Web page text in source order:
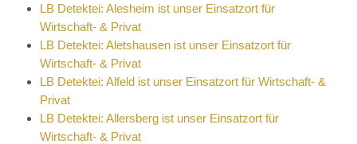
LB Detektei: Alesheim ist unser Einsatzort für
Wirtschaft- & Privat
LB Detektei: Aletshausen ist unser Einsatzort für
Wirtschaft- & Privat
LB Detektei: Alfeld ist unser Einsatzort für Wirtschaft- &
Privat
LB Detektei: Allersberg ist unser Einsatzort für
Wirtschaft- & Privat